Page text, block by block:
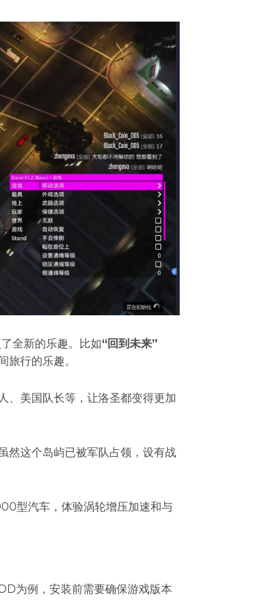
全新的乐趣。比如​“回到未来”
行的乐趣。
、美国队长等，让洛圣都变得更加
然这个岛屿已被军队占领，设有战
型汽车，体验涡轮增压加速和与
为例，安装前需要确保游戏版本